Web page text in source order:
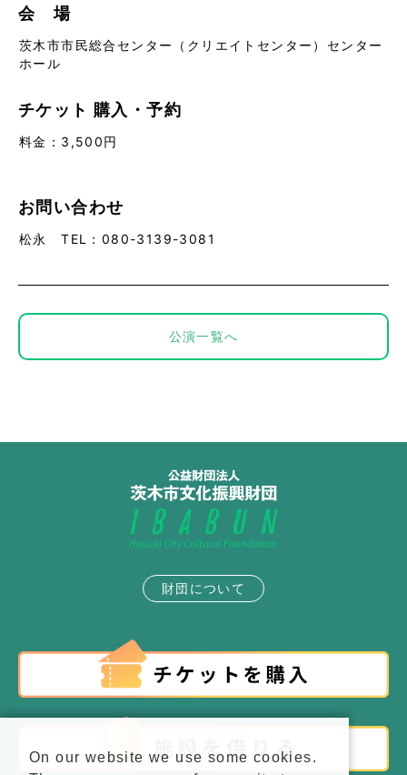
会 場
茨木市市民総合センター（クリエイトセンター）センター
ホール
チケット 購入・予約
料金：3,500円
お問い合わせ
松永 TEL：080-3139-3081
公演一覧へ
財団について
On our website we use some cookies.